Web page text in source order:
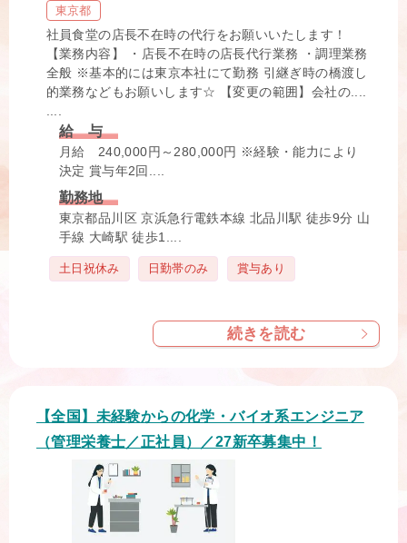
東京都
社員食堂の店長不在時の代行をお願いいたします！
【業務内容】 ・店長不在時の店長代行業務 ・調理業務
全般 ※基本的には東京本社にて勤務 引継ぎ時の橋渡し
的業務などもお願いします☆ 【変更の範囲】会社の....
給 与
月給 240,000円～280,000円 ※経験・能力により
決定 賞与年2回....
勤務地
東京都品川区 京浜急行電鉄本線 北品川駅 徒歩9分 山
手線 大崎駅 徒歩1....
土日祝休み 日勤帯のみ 賞与あり
続きを読む
【全国】未経験からの化学・バイオ系エンジニア
（管理栄養士／正社員）／27新卒募集中！